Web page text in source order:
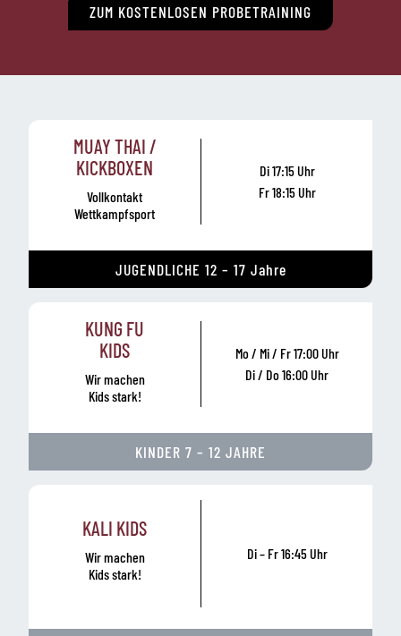
ZUM KOSTENLOSEN PROBETRAINING
MUAY THAI /
KICKBOXEN
Vollkontakt
Wettkampfsport
Di 17:15 Uhr
Fr 18:15 Uhr
JUGENDLICHE 12 – 17 Jahre
KUNG FU
KIDS
Wir machen
Kids stark!
Mo / Mi / Fr 17:00 Uhr
Di / Do 16:00 Uhr
KINDER 7 – 12 JAHRE
KALI KIDS
Wir machen
Kids stark!
Di – Fr 16:45 Uhr